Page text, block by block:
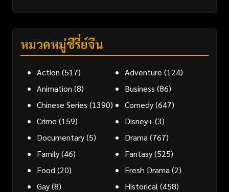
หมวดหมู่ซีรี่ย์จีน
Action (517) Adventure (124)
Animation (8) Business (86)
Chinese Series (1390) Comedy(647)
Crime (159) Disney+ (3)
Documentary(5) Drama (767)
Family(46) Fantasy(525)
Food (20) Fresh Drama (2)
Gay(8) Historical (458)